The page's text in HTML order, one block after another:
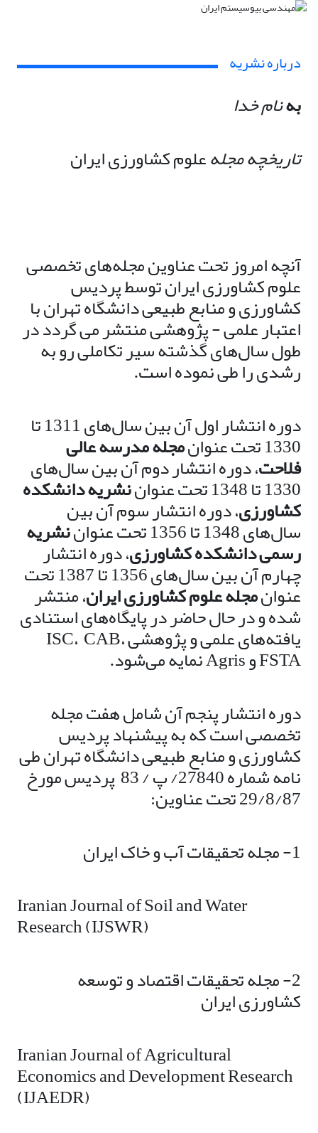
درباره نشریه
بهنام خدا
تاریخچه مجلهعلوم کشاورزی ایران
آنچه امروز تحت عناوین مجله‌های تخصصی
علوم کشاورزی ایران توسط پردیس
کشاورزی و منابع طبیعی دانشگاه تهران با
اعتبار علمی - پژوهشی منتشر می گردد در
طول سال‌های گذشته سیر تکاملی رو به
رشدی را طی نموده است.
دوره انتشار اول آن بین سال‌های 1311 تا
1330 تحت عنوان مجله مدرسه عالی
فلاحت، دوره انتشار دوم آن بین سال‌های
1330 تا 1348 تحت عنوان نشریه دانشکده
کشاورزی، دوره انتشار سوم آن بین
سال‌های 1348 تا 1356 تحت عنوان نشریه
رسمی دانشکده کشاورزی، دوره انتشار
چهارم آن بین سال‌های 1356 تا 1387 تحت
عنوانمجله علوم کشاورزی ایران، منتشر
شده و در حال حاضر در پایگاه‌های استنادی
یافته‌های علمی و پژوهشی ISC، CAB،
FSTA و Agris نمایه می‌شود.
دوره انتشار پنجم آن شامل هفت مجله
تخصصی است که به پیشنهاد پردیس
کشاورزی و منابع طبیعی دانشگاه تهران طی
نامه شماره 27840/ پ / 83 پردیس مورخ
29/8/87 تحت عناوین:
1- مجله تحقیقات آب و خاک ایران
Iranian Journal of Soil and Water
Research (IJSWR)
2- مجله تحقیقات اقتصاد و توسعه
کشاورزی ایران
Iranian Journal of Agricultural
Economics and Development Research
(IJAEDR)